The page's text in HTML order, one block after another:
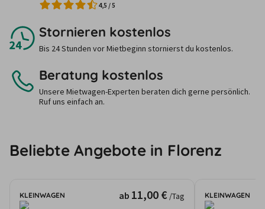
4,5 /5
Stornieren kostenlos
Bis 24 Stunden vor Mietbeginn stornierst du kostenlos.
Beratung kostenlos
Unsere Mietwagen-Experten beraten dich gerne persönlich.
Ruf uns einfach an.
Beliebte Angebote in Florenz
KLEINWAGEN ab 11,00 € /Tag KLEINWAGEN